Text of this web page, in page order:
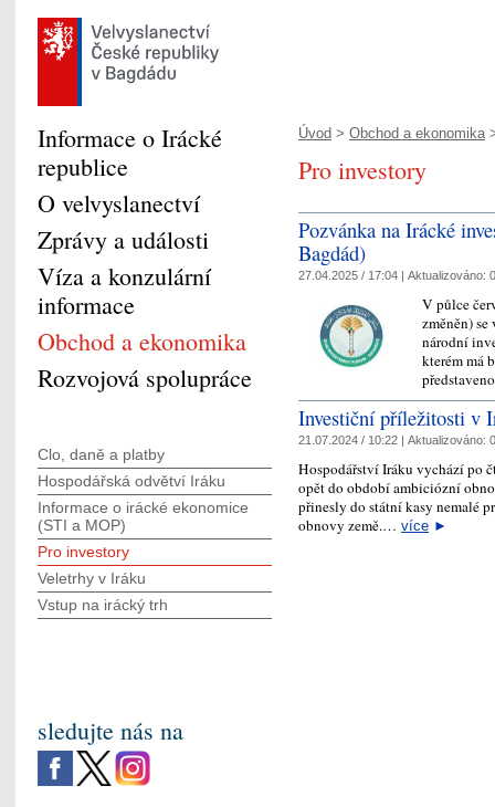
Úvod > Obchod a ekonomika
Pro investory
Pozvánka na Irácké
Bagdád)
27.04.2025 / 17:04 | Aktualizováno:
V půlce
změněn)
národní
kterém má
Investiční příležitosti v
21.07.2024 / 10:22 | Aktualizováno:
Hospodářství Iráku vychází po
opět do období ambiciózní
přinesly do státní kasy nemalé
obnovy země.… více ►
Informace o Irácké
republice
O velvyslanectví
Zprávy a události
Víza a konzulární
informace
Obchod a ekonomika
Rozvojová spolupráce
Clo, daně a platby
Hospodářská odvětví Iráku
Informace o irácké ekonomice
(STI a MOP)
Pro investory
Veletrhy v Iráku
Vstup na irácký trh
sledujte nás na